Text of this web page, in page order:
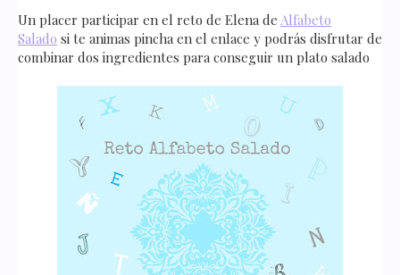
Un placer participar en el reto de Elena de Alfabeto
Salado si te animas pincha en el enlace y podrás disfrutar de
combinar dos ingredientes para conseguir un plato salado